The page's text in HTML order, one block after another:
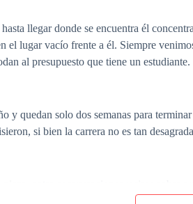
llegar donde se encuentra él
el lugar vacío frente a él. Siempre
al presupuesto que tiene un estudiante.
y quedan solo dos semanas para
si bien la carrera no es tan
por la puerta entra una chica a la